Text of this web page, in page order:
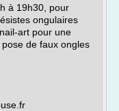
à 19h30, pour
ongulaires
art pour une
de faux ongles